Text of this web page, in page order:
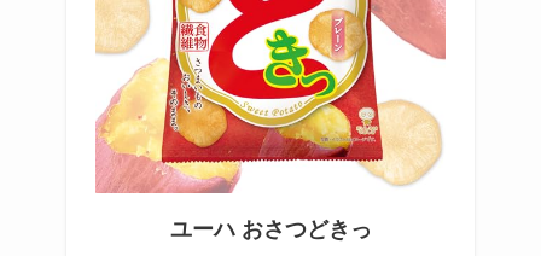
ユーハ おさつどきっ